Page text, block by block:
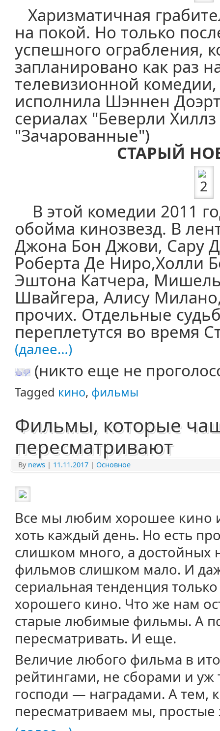
Харизматичная
на покой. Но только
успешного ограбления,
запланировано как раз
телевизионной
исполнила Шэннен
сериалах "Беверли
"Зачарованные")
СТАРЫЙ
В этой комедии 2011
обойма кинозвезд. В
Джона Бон Джови, Сару
Роберта Де Ниро,Холли
Эштона Катчера,
Швайгера, Алису
прочих. Отдельные
переплетутся во время
(далее…)
(никто еще не
Tagged кино, фильмы
Фильмы, которые
пересматривают
By news | 11.11.2017 | Основное
Все мы любим хорошее кино
хоть каждый день. Но есть
слишком много, а достойных
фильмов слишком мало. И
сериальная тенденция
хорошего кино. Что же нам
старые любимые фильмы. А
пересматривать. И еще.
Величие любого фильма в
рейтингами, не сборами и
господи — наградами. А тем,
пересматриваем мы, простые